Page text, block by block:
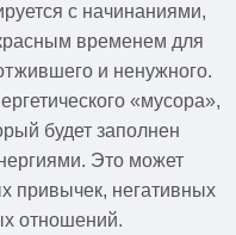
с начинаниями,
временем для
и ненужного.
«мусора»,
будет заполнен
Это может
привычек, негативных
отношений.